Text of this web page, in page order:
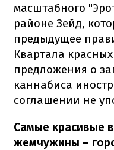
масштабного
районе Зейд,
предыдущее
Квартала
предложения о
каннабиса
соглашении не
Самые красивые
жемчужины –